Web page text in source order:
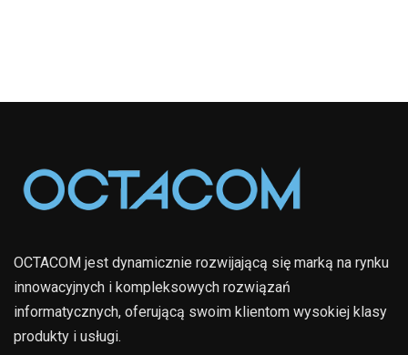
OCTACOM jest dynamicznie rozwijającą się marką na rynku
innowacyjnych i kompleksowych rozwiązań
informatycznych, oferującą swoim klientom wysokiej klasy
produkty i usługi.